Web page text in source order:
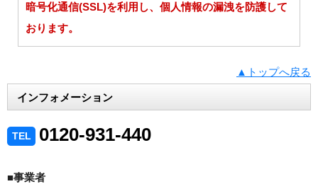
暗号化通信(SSL)を利用し、個人情報の漏洩を防護して
おります。
▲トップへ戻る
インフォメーション
TEL 0120-931-440
■事業者